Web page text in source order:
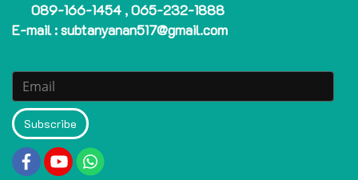
089-166-1454 , 065-232-1888
E-mail : subtanyanan517@gmail.com
Subscribe